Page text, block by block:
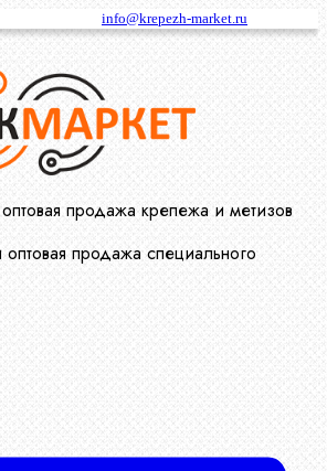
info@krepezh-market.ru
продажа крепежа и метизов
продажа специального